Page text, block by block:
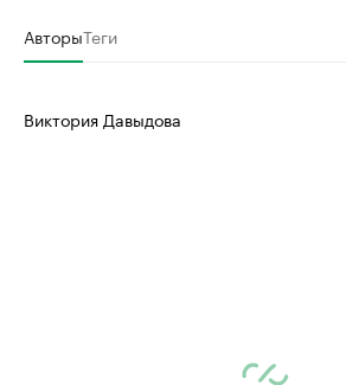
АвторыТеги
Виктория Давыдова